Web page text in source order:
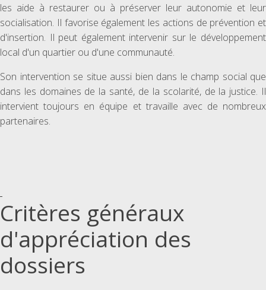
les aide à restaurer ou à préserver leur autonomie et leur
socialisation. Il favorise également les actions de prévention et
d'insertion. Il peut également intervenir sur le développement
local d'un quartier ou d'une communauté.
Son intervention se situe aussi bien dans le champ social que
dans les domaines de la santé, de la scolarité, de la justice. Il
intervient toujours en équipe et travaille avec de nombreux
partenaires.
Critères généraux
d'appréciation des
dossiers